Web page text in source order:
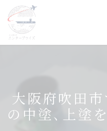
大阪府吹田
の中塗､上塗